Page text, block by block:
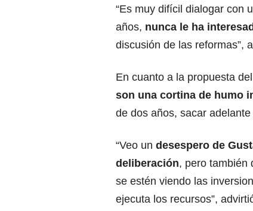
“Es muy difícil dialogar con
años, nunca le ha
discusión de las reformas”,
En cuanto a la propuesta
son una cortina de humo
de dos años, sacar
“Veo un desespero de
deliberación, pero también
se estén viendo las
ejecuta los recursos”,